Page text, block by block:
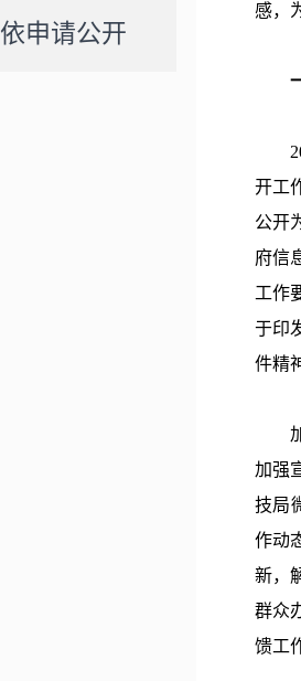
依申请公开
感，
开工
公开
府信
工作
于印
件精
加强
技局
作动
新，
群众
馈工